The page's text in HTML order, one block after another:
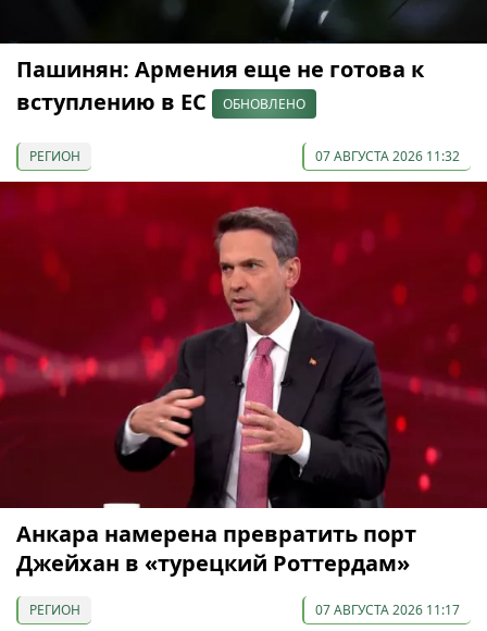
Пашинян: Армения еще не готова к
вступлению в ЕС
ОБНОВЛЕНО
РЕГИОН 07 АВГУСТА 2026 11:32
Анкара намерена превратить порт
Джейхан в «турецкий Роттердам»
РЕГИОН 07 АВГУСТА 2026 11:17